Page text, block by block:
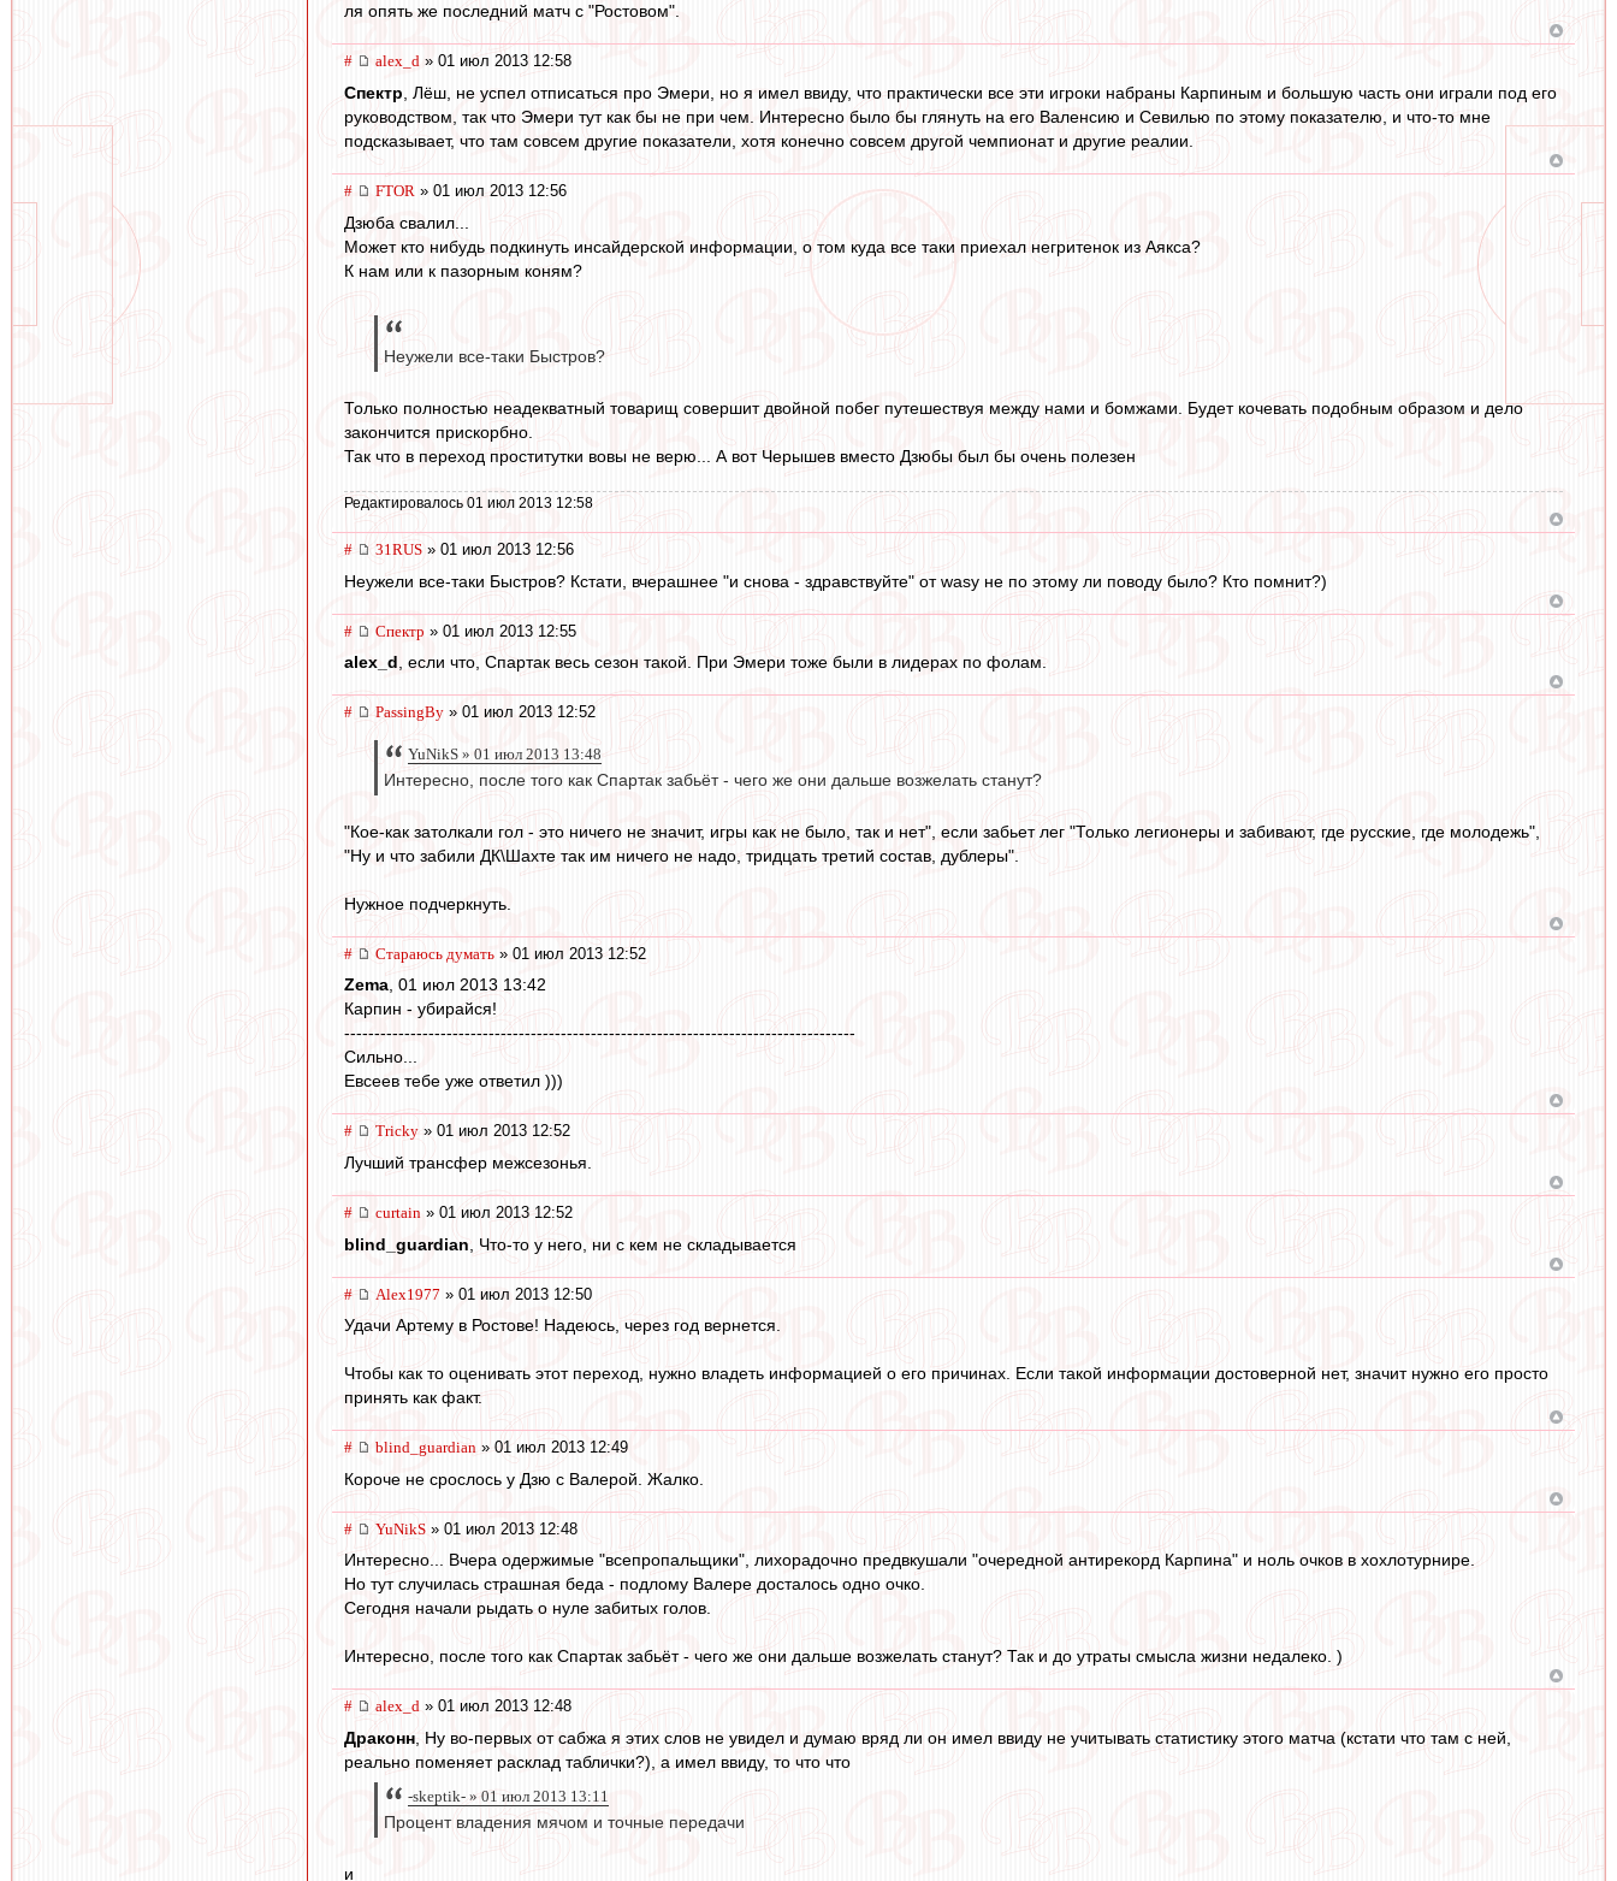
ля опять же последний матч с "Ростовом".
# alex_d » 01 июл 2013 12:58
Спектр , Лёш, не успел отписаться про Эмери, но я имел ввиду, что практически все эти игроки набраны Карпиным и большую часть они играли под его
руководством, так что Эмери тут как бы не при чем. Интересно было бы глянуть на его Валенсию и Севилью по этому показателю, и что-то мне
подсказывает, что там совсем другие показатели, хотя конечно совсем другой чемпионат и другие реалии.
# FTOR » 01 июл 2013 12:56
Дзюба свалил...
Может кто нибудь подкинуть инсайдерской информации, о том куда все таки приехал негритенок из Аякса?
К нам или к пазорным коням?
Неужели все-таки Быстров?
Только полностью неадекватный товарищ совершит двойной побег путешествуя между нами и бомжами. Будет кочевать подобным образом и дело
закончится прискорбно.
Так что в переход проститутки вовы не верю... А вот Черышев вместо Дзюбы был бы очень полезен
Редактировалось 01 июл 2013 12:58
# 31RUS » 01 июл 2013 12:56
Неужели все-таки Быстров? Кстати, вчерашнее "и снова - здравствуйте" от wasy не по этому ли поводу было? Кто помнит?)
# Спектр » 01 июл 2013 12:55
alex_d , если что, Спартак весь сезон такой. При Эмери тоже были в лидерах по фолам.
# PassingBy » 01 июл 2013 12:52
YuNikS » 01 июл 2013 13:48
Интересно, после того как Спартак забьёт - чего же они дальше возжелать станут?
"Кое-как затолкали гол - это ничего не значит, игры как не было, так и нет", если забьет лег "Только легионеры и забивают, где русские, где молодежь",
"Ну и что забили ДК\Шахте так им ничего не надо, тридцать третий состав, дублеры".
Нужное подчеркнуть.
# Стараюсь думать » 01 июл 2013 12:52
Zema, 01 июл 2013 13:42
Карпин - убирайся!
-------------------------------------------------------------------------------------
Сильно...
Евсеев тебе уже ответил )))
# Tricky » 01 июл 2013 12:52
Лучший трансфер межсезонья.
# curtain » 01 июл 2013 12:52
blind_guardian , Что-то у него, ни с кем не складывается
# Alex1977 » 01 июл 2013 12:50
Удачи Артему в Ростове! Надеюсь, через год вернется.
Чтобы как то оценивать этот переход, нужно владеть информацией о его причинах. Если такой информации достоверной нет, значит нужно его просто
принять как факт.
# blind_guardian » 01 июл 2013 12:49
Короче не срослось у Дзю с Валерой. Жалко.
# YuNikS » 01 июл 2013 12:48
Интересно... Вчера одержимые "всепропальщики", лихорадочно предвкушали "очередной антирекорд Карпина" и ноль очков в хохлотурнире.
Но тут случилась страшная беда - подлому Валере досталось одно очко.
Сегодня начали рыдать о нуле забитых голов.
Интересно, после того как Спартак забьёт - чего же они дальше возжелать станут? Так и до утраты смысла жизни недалеко. )
# alex_d » 01 июл 2013 12:48
Драконн , Ну во-первых от сабжа я этих слов не увидел и думаю вряд ли он имел ввиду не учитывать статистику этого матча (кстати что там с ней,
реально поменяет расклад таблички?), а имел ввиду, то что что
-skeptik- » 01 июл 2013 13:11
Процент владения мячом и точные передачи
и